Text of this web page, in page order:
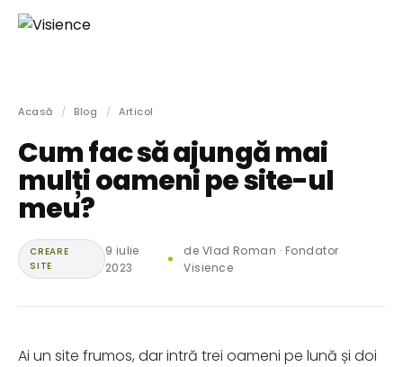
Acasă / Blog / Articol
Cum fac să ajungă mai
mulți oameni pe site-ul
meu?
CREARE
SITE
9 iulie
2023
de Vlad Roman · Fondator
Visience
Ai un site frumos, dar intră trei oameni pe lună și doi